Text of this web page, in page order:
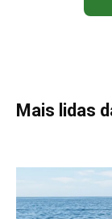
Peixe-lua emerge
permitir que aves